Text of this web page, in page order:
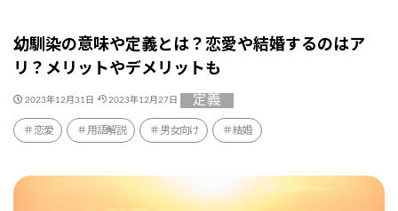
幼馴染の意味や定義とは？恋愛や結婚するのはア
リ？メリットやデメリットも
2023年12月31日 2023年12月27日 定義
恋愛 用語解説 男女向け 結婚